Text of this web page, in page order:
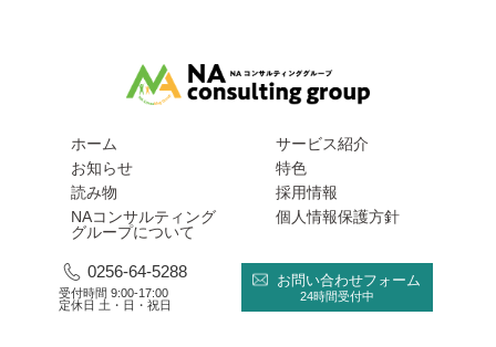
ホーム
お知らせ
読み物
NAコンサルティング
グループについて
サービス紹介
特色
採用情報
個人情報保護方針
0256-64-5288
受付時間 9:00-17:00
定休日 土・日・祝日
お問い合わせフォーム
24時間受付中